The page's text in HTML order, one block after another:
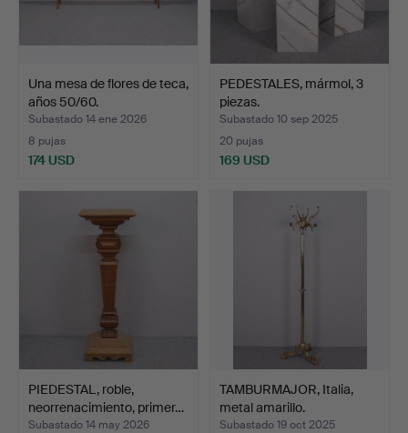
Una mesa de flores de teca,
años 50/60.
Subastado 14 ene 2026
8 pujas
174 USD
PEDESTALES, mármol, 3
piezas.
Subastado 10 sep 2025
20 pujas
169 USD
PIEDESTAL, roble,
neorrenacimiento, primer…
Subastado 14 may 2026
TAMBURMAJOR, Italia,
metal amarillo.
Subastado 19 oct 2025